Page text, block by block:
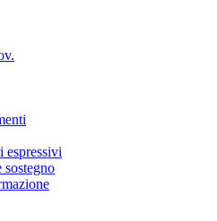
espressivi